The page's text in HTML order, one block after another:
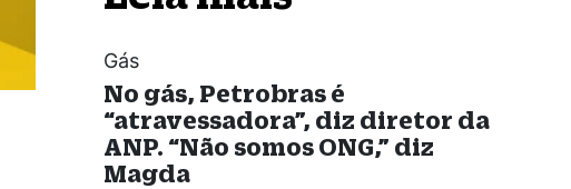
Gás
No gás, Petrobras é
“atravessadora”, diz diretor da
ANP. “Não somos ONG,” diz
Magda